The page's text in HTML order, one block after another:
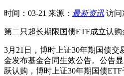
时间：03-21 来源： 最新资讯 访问
第二只超长期限国债ETF成立认购
3月21日，博时上证30年期国债交
金发布基金合同生效公告。公告
跃认购，博时上证30年期国债